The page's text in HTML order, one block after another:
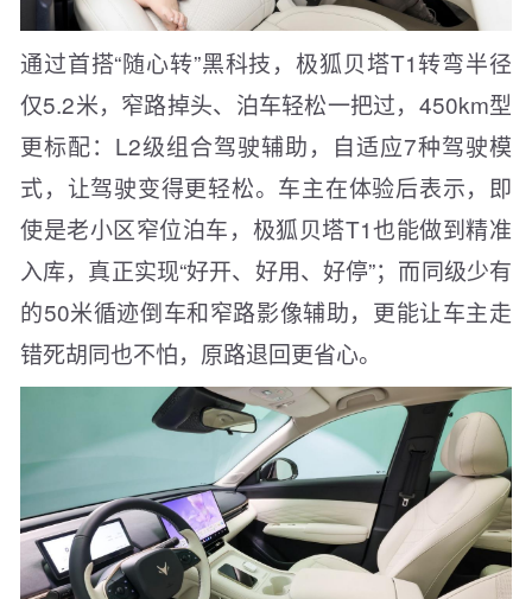
通过首搭“随心转”黑科技，极狐贝塔T1转弯半径
仅5.2米，窄路掉头、泊车轻松一把过，450km型
更标配：L2级组合驾驶辅助，自适应7种驾驶模
式，让驾驶变得更轻松。车主在体验后表示，即
使是老小区窄位泊车，极狐贝塔T1也能做到精准
入库，真正实现“好开、好用、好停”；而同级少有
的50米循迹倒车和窄路影像辅助，更能让车主走
错死胡同也不怕，原路退回更省心。